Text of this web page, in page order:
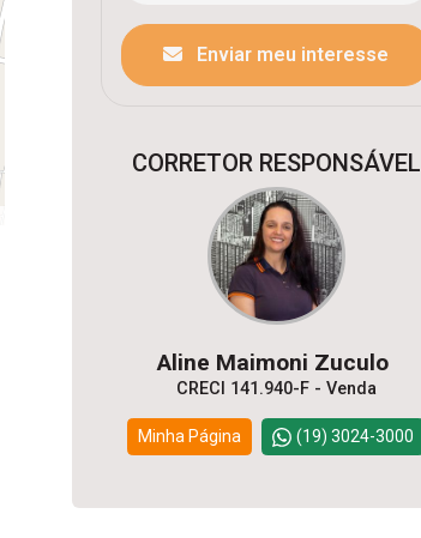
Enviar meu interesse
CORRETOR RESPONSÁVEL
Aline Maimoni Zuculo
CRECI 141.940-F - Venda
Minha Página (19) 3024-3000